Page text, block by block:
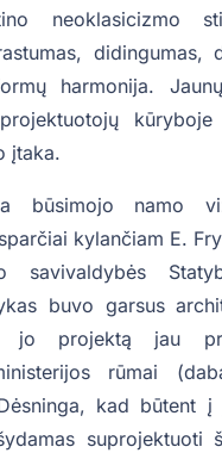
neoklasicizmo
didingumas,
harmonija.
įtaka.
būsimojo namo
kylančiam E.
savivaldybės
buvo garsus
jo projektą jau
rūmai
kad būtent
suprojektuoti